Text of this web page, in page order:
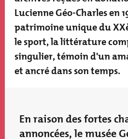
Recherche
Lucienne Géo-Charles en
patrimoine unique du
le sport, la littérature
singulier, témoin d'un
et ancré dans son temps.
En raison des fortes
annoncées, le musée